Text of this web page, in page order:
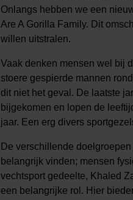
Onlangs hebben we een
Are A Gorilla Family. Dit
willen uitstralen.
Vaak denken mensen wel bij
stoere gespierde mannen
dit niet het geval. De laatste
bijgekomen en lopen de
jaar. Een erg divers
De verschillende
belangrijk vinden; mensen
vechtsport gedeelte, Khaled
een belangrijke rol. Hier